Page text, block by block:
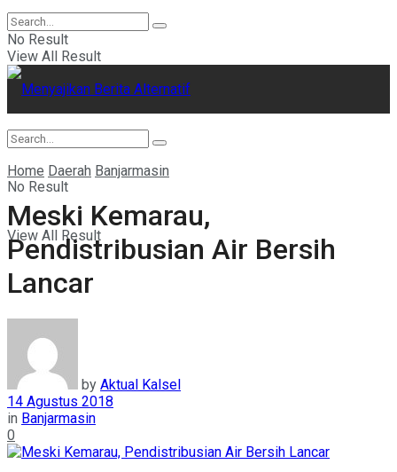
No Result
View All Result
No Result
View All Result
Home Daerah Banjarmasin
Meski Kemarau,
Pendistribusian Air Bersih
Lancar
by Aktual Kalsel
14 Agustus 2018
in Banjarmasin
0